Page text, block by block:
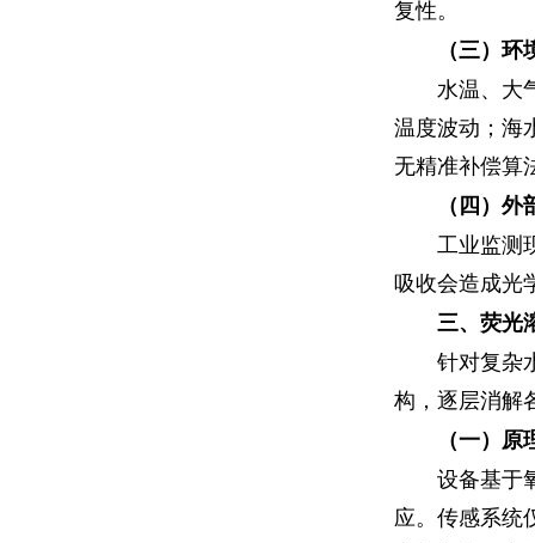
复性。
（三）
水温、大
温度波动；海
无精准补偿算
（四）
工业监测
吸收会造成光
三、荧光
针对复杂
构，逐层消解
（一）
设备基于
应。传感系统